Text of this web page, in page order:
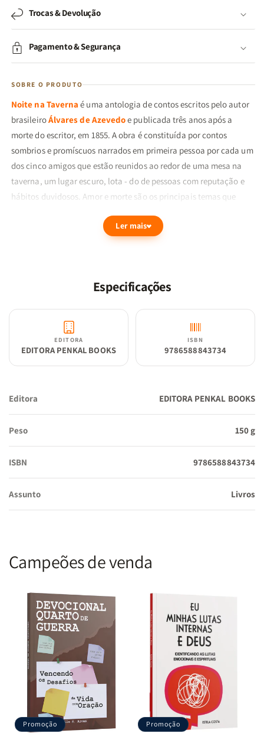
Trocas & Devolução
Pagamento & Segurança
SOBRE O PRODUTO
Noite na Taverna é uma antologia de contos escritos pelo autor
brasileiroÁlvares de Azevedoe publicada três anos após a
morte do escritor, em 1855. A obra é constituída por contos
sombrios e promíscuos narrados em primeira pessoa por cada um
dos cinco amigos que estão reunidos ao redor de uma mesa na
taverna, um lugar escuro, lota - do de pessoas com reputação e
hábitos duvidosos. Amor e morte são os principais temas que
Bertram, Gennaro, Claudius Hermann e Johann.
Ler mais
Especificações
EDITORA
EDITORA PENKAL BOOKS
ISBN
9786588843734
Editora EDITORA PENKAL BOOKS
Peso 150 g
ISBN 9786588843734
Assunto Livros
Campeões de venda
Promoção Promoção